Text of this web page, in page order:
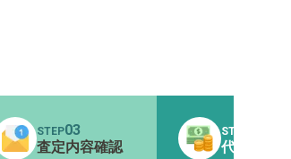
STEP03
査定内容確認
STEP
代金のお